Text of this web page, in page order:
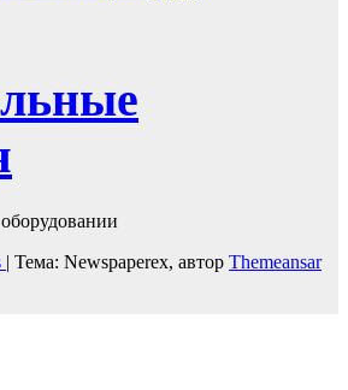
| Тема: Newspaperex, автор Themeansar